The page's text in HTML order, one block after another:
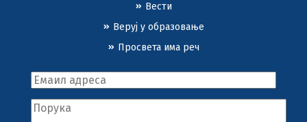
Вести
Веруј у образовање
Просвета има реч